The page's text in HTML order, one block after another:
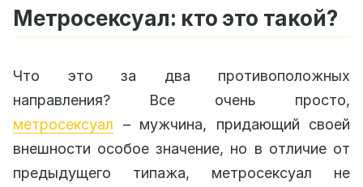
Метросексуал: кто это такой?
Что это за два противоположных
направления? Все очень просто,
метросексуал – мужчина, придающий своей
внешности особое значение, но в отличие от
предыдущего типажа, метросексуал не